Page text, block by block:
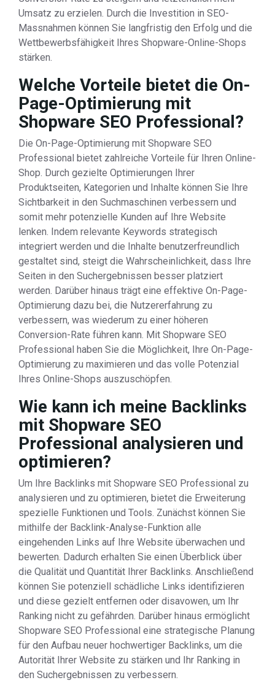
Umsatz zu erzielen. Durch die Investition in SEO-
Massnahmen können Sie langfristig den Erfolg und die
Wettbewerbsfähigkeit Ihres Shopware-Online-Shops
stärken.
Welche Vorteile bietet die On-
Page-Optimierung mit
Shopware SEO Professional?
Die On-Page-Optimierung mit Shopware SEO
Professional bietet zahlreiche Vorteile für Ihren Online-
Shop. Durch gezielte Optimierungen Ihrer
Produktseiten, Kategorien und Inhalte können Sie Ihre
Sichtbarkeit in den Suchmaschinen verbessern und
somit mehr potenzielle Kunden auf Ihre Website
lenken. Indem relevante Keywords strategisch
integriert werden und die Inhalte benutzerfreundlich
gestaltet sind, steigt die Wahrscheinlichkeit, dass Ihre
Seiten in den Suchergebnissen besser platziert
werden. Darüber hinaus trägt eine effektive On-Page-
Optimierung dazu bei, die Nutzererfahrung zu
verbessern, was wiederum zu einer höheren
Conversion-Rate führen kann. Mit Shopware SEO
Professional haben Sie die Möglichkeit, Ihre On-Page-
Optimierung zu maximieren und das volle Potenzial
Ihres Online-Shops auszuschöpfen.
Wie kann ich meine Backlinks
mit Shopware SEO
Professional analysieren und
optimieren?
Um Ihre Backlinks mit Shopware SEO Professional zu
analysieren und zu optimieren, bietet die Erweiterung
spezielle Funktionen und Tools. Zunächst können Sie
mithilfe der Backlink-Analyse-Funktion alle
eingehenden Links auf Ihre Website überwachen und
bewerten. Dadurch erhalten Sie einen Überblick über
die Qualität und Quantität Ihrer Backlinks. Anschließend
können Sie potenziell schädliche Links identifizieren
und diese gezielt entfernen oder disavowen, um Ihr
Ranking nicht zu gefährden. Darüber hinaus ermöglicht
Shopware SEO Professional eine strategische Planung
für den Aufbau neuer hochwertiger Backlinks, um die
Autorität Ihrer Website zu stärken und Ihr Ranking in
den Suchergebnissen zu verbessern.